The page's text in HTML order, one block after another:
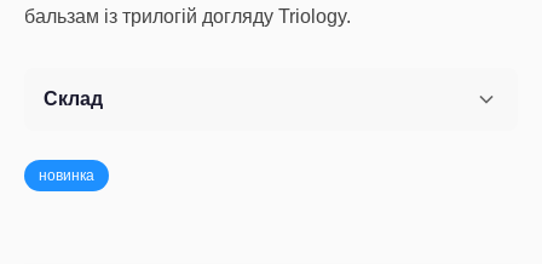
бальзам із трилогій догляду Triology.
Склад
новинка